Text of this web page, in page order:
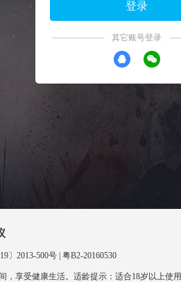
登录
其它账号登录
〕2013-500号 | 粤B2-20160530
享受健康生活。适龄提示：适合18岁以上使用